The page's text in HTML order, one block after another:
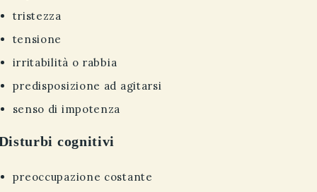
tristezza
tensione
irritabilità o rabbia
predisposizione ad agitarsi
senso di impotenza
cognitivi
preoccupazione costante